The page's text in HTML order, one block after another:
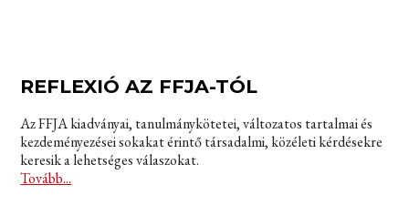
REFLEXIÓ AZ FFJA-TÓL
Az FFJA kiadványai, tanulmánykötetei, változatos tartalmai és
kezdeményezései sokakat érintő társadalmi, közéleti kérdésekre
keresik a lehetséges válaszokat.
Tovább...